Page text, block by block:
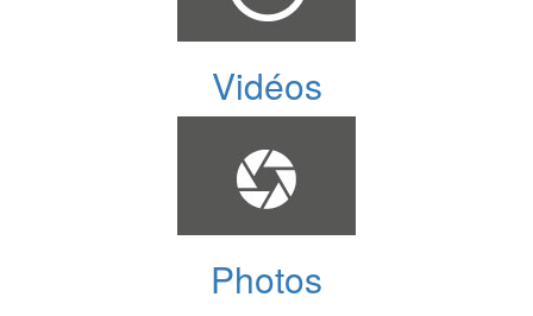
Vidéos
Photos